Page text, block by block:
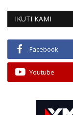
IKUTI KAMI
Facebook
Youtube